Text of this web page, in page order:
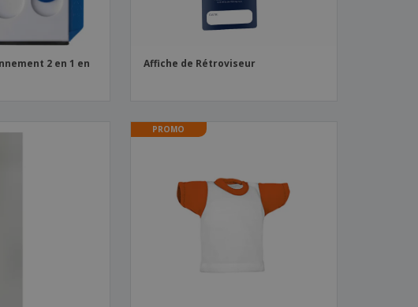
2 en 1 en Affiche de Rétroviseur
PROMO